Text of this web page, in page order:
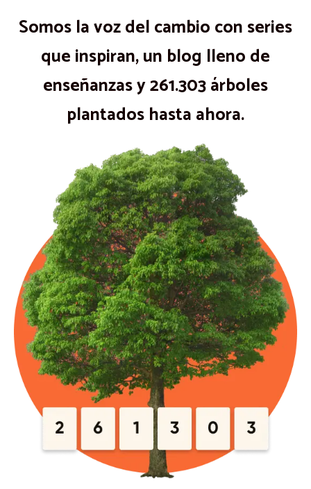
Somos la voz del cambio con series
que inspiran, un blog lleno de
enseñanzas y 261.303 árboles
plantados hasta ahora.